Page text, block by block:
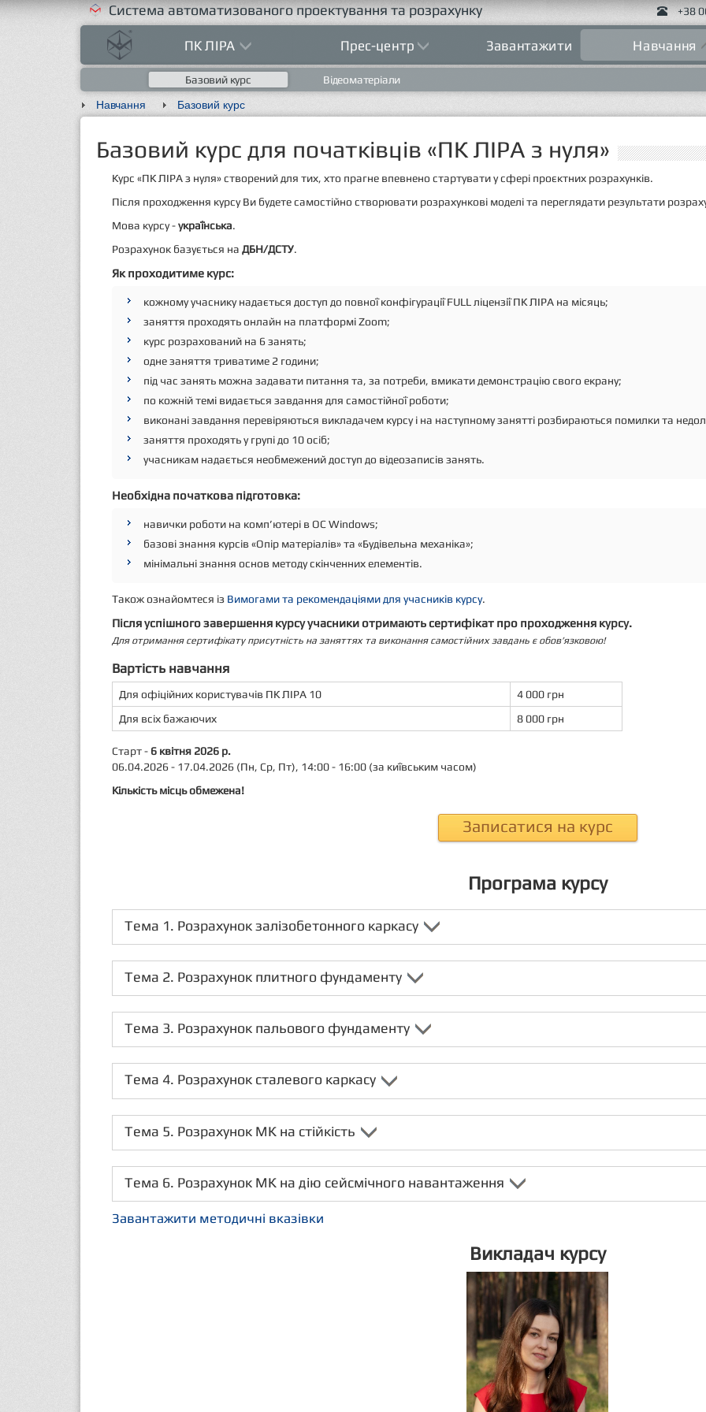
Система автоматизованого проектування та розрахунку +38
ПК ЛІРА Прес-центр Завантажити Навчання
Базовий курс
Відеоматеріали
Навчання
Базовий курс
Базовий курс для початківців «ПК ЛІРА з нуля»
Курс «ПК ЛІРА з нуля» створений для тих, хто прагне впевнено стартувати у сфері проєктних розрахунків.
Після проходження курсу Ви будете самостійно створювати розрахункові моделі та переглядати результати
Мова курсу -українська.
Розрахунок базується на ДБН/ДСТУ.
Як проходитиме курс:
кожному учаснику надається доступ до повної конфігурації FULL ліцензії ПК ЛІРА на місяць;
заняття проходять онлайн на платформі Zoom;
курс розрахований на 6 занять;
одне заняття триватиме 2 години;
під час занять можна задавати питання та, за потреби, вмикати демонстрацію свого екрану;
по кожній темі видається завдання для самостійної роботи;
виконані завдання перевіряються викладачем курсу і на наступному занятті розбираються помилки та
заняття проходять у групі до 10 осіб;
учасникам надається необмежений доступ до відеозаписів занять.
Необхідна початкова підготовка:
навички роботи на комп’ютері в ОС Windows;
базові знання курсів «Опір матеріалів» та «Будівельна механіка»;
мінімальні знання основ методу скінченних елементів.
Також ознайомтеся із Вимогами та рекомендаціями для учасників курсу.
Після успішного завершення курсу учасники отримають сертифікат про проходження курсу.
Для отримання сертифікату присутність на заняттях та виконання самостійних завдань є обов’язковою!
Вартість навчання
Для офіційних користувачів ПК ЛІРА 10
4 000 грн
Для всіх бажаючих
8 000 грн
Старт - 6 квітня 2026 р.
06.04.2026 - 17.04.2026 (Пн, Ср, Пт), 14:00 - 16:00 (за київським часом)
Кількість місць обмежена!
Записатися на курс
Програма курсу
Тема 1. Розрахунок залізобетонного каркасу
Тема 2. Розрахунок плитного фундаменту
Тема 3. Розрахунок пальового фундаменту
Тема 4. Розрахунок сталевого каркасу
Тема 5. Розрахунок МК на стійкість
Тема 6. Розрахунок МК на дію сейсмічного навантаження
Завантажити методичні вказівки
Викладач курсу